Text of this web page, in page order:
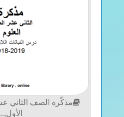
مذكّرة الصف الثاني